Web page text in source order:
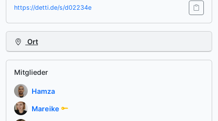
https://detti.de/s/d02234e
Ort
Mitglieder
Hamza
Mareike